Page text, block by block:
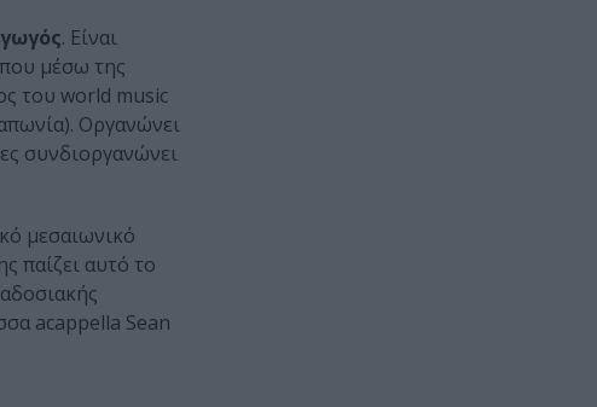
. Είναι
μέσω της
του world music
Οργανώνει
συνδιοργανώνει
μεσαιωνικό
παίζει αυτό το
acappella Sean